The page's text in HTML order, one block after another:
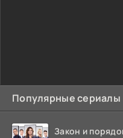
Популярные сериалы